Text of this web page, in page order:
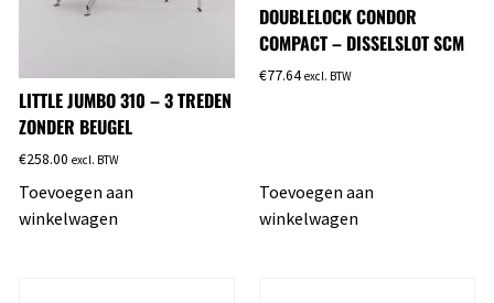
LITTLE JUMBO 310 – 3 TREDEN
ZONDER BEUGEL
€258.00 excl. BTW
Toevoegen aan
winkelwagen
DOUBLELOCK CONDOR
COMPACT – DISSELSLOT SCM
€77.64 excl. BTW
Toevoegen aan
winkelwagen